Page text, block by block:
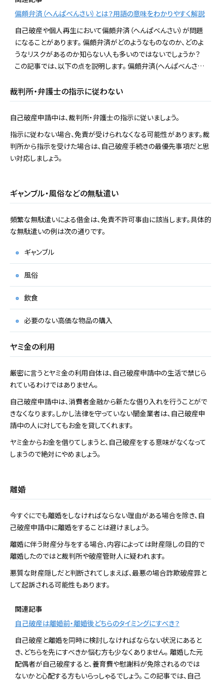
偏頗弁済（へんぱべんさい）とは？用語の意味をわかりやすく解説
自己破産や個人再生において偏頗弁済（へんぱべんさい）が問題
になることがあります。 偏頗弁済がどのようなものなのか、どのよ
うなリスクがあるのか知らない人も多いのではないでしょうか？
この記事では、以下の点を説明します。 偏頗弁済(へんぱべんさ…
裁判所・弁護士の指示に従わない
自己破産申請中は、裁判所・弁護士の指示に従いましょう。
指示に従わない場合、免責が受けられなくなる可能性があります。裁
判所から指示を受けた場合は、自己破産手続きの最優先事項だと思
い対応しましょう。
ギャンブル・風俗などの無駄遣い
頻繁な無駄遣いによる借金は、免責不許可事由に該当します。具体的
な無駄遣いの例は次の通りです。
ギャンブル
風俗
飲食
必要のない高価な物品の購入
ヤミ金の利用
厳密に言うとヤミ金の利用自体は、自己破産申請中の生活で禁じら
れているわけではありません。
自己破産申請中は、消費者金融から新たな借り入れを行うことがで
きなくなります。しかし法律を守っていない闇金業者は、自己破産申
請中の人に対してもお金を貸してくれます。
ヤミ金からお金を借りてしまうと、自己破産をする意味がなくなって
しまうので絶対にやめましょう。
離婚
今すぐにでも離婚をしなければならない理由がある場合を除き、自
己破産申請中に離婚をすることは避けましょう。
離婚に伴う財産分与をする場合、内容によっては財産隠しの目的で
離婚したのではと裁判所や破産管財人に疑われます。
悪質な財産隠しだと判断されてしまえば、最悪の場合詐欺破産罪と
して起訴される可能性もあります。
関連記事
自己破産は離婚前・離婚後どちらのタイミングにすべき？
自己破産と離婚を同時に検討しなければならない状況にあると
き、どちらを先にすべきか悩む方も少なくありません。 離婚した元
配偶者が自己破産すると、養育費や慰謝料が免除されるのでは
ないかと心配する方もいらっしゃるでしょう。 この記事では、自己